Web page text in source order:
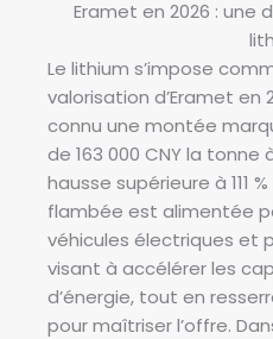
Eramet en 2026 : une
Le lithium s’impose
valorisation d’Eramet en
connu une montée
de 163 000 CNY la tonne
hausse supérieure à 111
flambée est alimentée
véhicules électriques et
visant à accélérer les
d’énergie, tout en
pour maîtriser l’offre.